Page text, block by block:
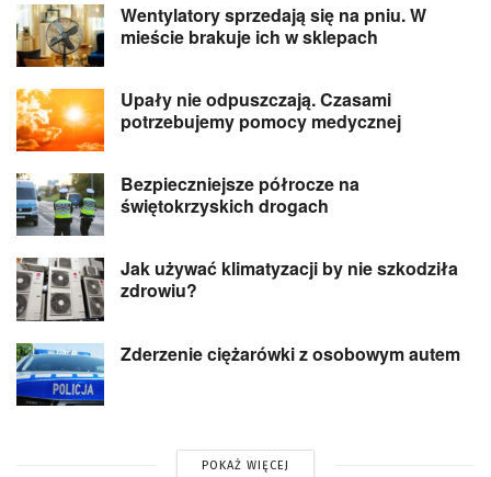
Wentylatory sprzedają się na pniu. W
mieście brakuje ich w sklepach
Upały nie odpuszczają. Czasami
potrzebujemy pomocy medycznej
Bezpieczniejsze półrocze na
świętokrzyskich drogach
Jak używać klimatyzacji by nie szkodziła
zdrowiu?
Zderzenie ciężarówki z osobowym autem
POKAŻ WIĘCEJ